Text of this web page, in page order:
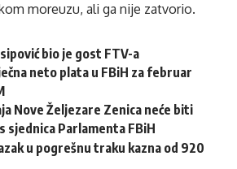
moreuzu, ali ga nije zatvorio.
bio je gost FTV-a
neto plata u FBiH za februar
Nove Željezare Zenica neće biti
sjednica Parlamenta FBiH
u pogrešnu traku kazna od 920